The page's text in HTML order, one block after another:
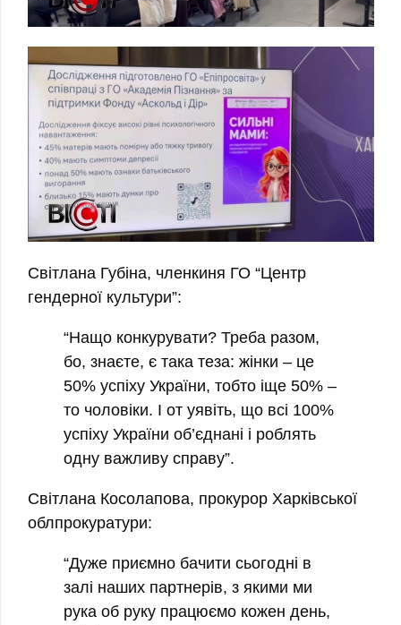
Світлана Губіна, членкиня ГО “Центр
гендерної культури”:
“Нащо конкурувати? Треба разом,
бо, знаєте, є така теза: жінки – це
50% успіху України, тобто іще 50% –
то чоловіки. І от уявіть, що всі 100%
успіху України об’єднані і роблять
одну важливу справу”.
Світлана Косолапова, прокурор Харківської
облпрокуратури:
“Дуже приємно бачити сьогодні в
залі наших партнерів, з якими ми
рука об руку працюємо кожен день,